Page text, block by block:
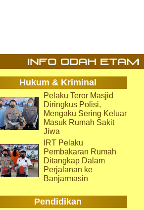
Hukum & Kriminal
Pelaku Teror Masjid
Diringkus Polisi,
Mengaku Sering Keluar
Masuk Rumah Sakit
Jiwa
IRT Pelaku
Pembakaran Rumah
Ditangkap Dalam
Perjalanan ke
Banjarmasin
Pendidikan